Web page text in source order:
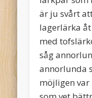
är ju svårt
lagerlärka
med
såg
annorlunda
möjligen